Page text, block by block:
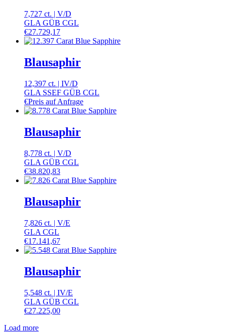
7,727 ct. | V/D
GLA GÜB CGL
€27.729,17
Blausaphir
12,397 ct. | IV/D
GLA SSEF GÜB CGL
€Preis auf Anfrage
Blausaphir
8,778 ct. | V/D
GLA GÜB CGL
€38.820,83
Blausaphir
7,826 ct. | V/E
GLA CGL
€17.141,67
Blausaphir
5,548 ct. | IV/E
GLA GÜB CGL
€27.225,00
Load more